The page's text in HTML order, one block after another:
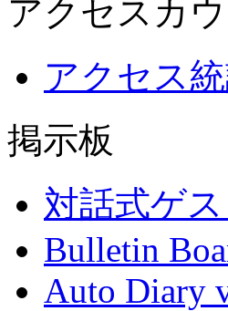
アクセスカ
アクセス
掲示板
対話式ゲ
Bulletin
Auto Diary